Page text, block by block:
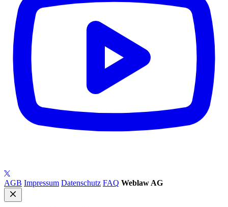
AGB Impressum Datenschutz FAQ Weblaw AG